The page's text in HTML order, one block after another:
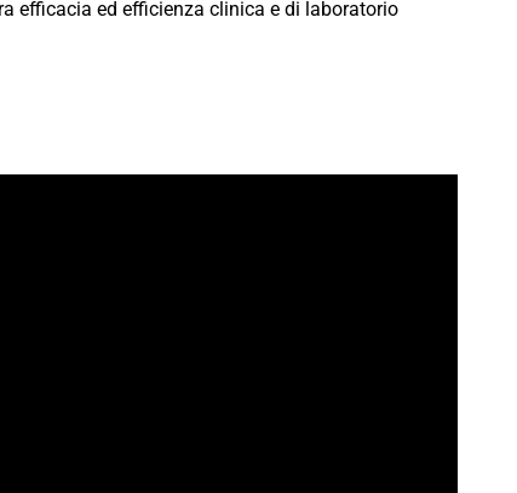
efficacia ed efficienza clinica e di laboratorio